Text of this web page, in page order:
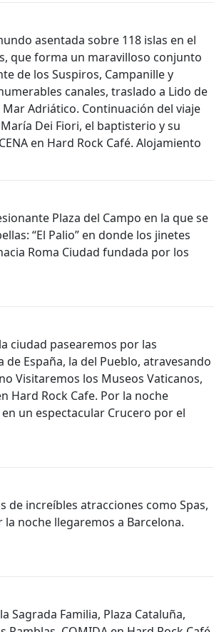
asentada sobre 118 islas en el
que forma un maravilloso conjunto
de los Suspiros, Campanille y
canales, traslado a Lido de
Adriático. Continuación del viaje
Dei Fiori, el baptisterio y su
en Hard Rock Café. Alojamiento
Plaza del Campo en la que se
“El Palio” en donde los jinetes
Roma Ciudad fundada por los
ciudad pasearemos por las
de España, la del Pueblo, atravesando
Visitaremos los Museos Vaticanos,
Hard Rock Cafe. Por la noche
un espectacular Crucero por el
increíbles atracciones como Spas,
noche llegaremos a Barcelona.
Sagrada Familia, Plaza Cataluña,